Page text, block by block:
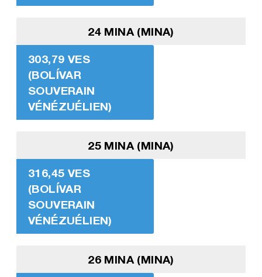
24 MINA (MINA)
303,79 VES
(BOLÍVAR
SOUVERAIN
VÉNÉZUÉLIEN)
25 MINA (MINA)
316,45 VES
(BOLÍVAR
SOUVERAIN
VÉNÉZUÉLIEN)
26 MINA (MINA)